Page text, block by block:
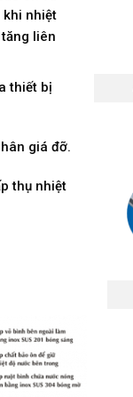
nhiệt
liên
thiết bị
giá đỡ.
thụ nhiệt